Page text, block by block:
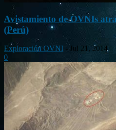
Avistamiento de OVNIs
(Perú)
Exploración OVNI - Jul 21, 2014
0